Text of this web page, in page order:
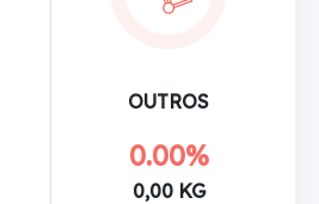
OUTROS
0.00%
0,00 KG